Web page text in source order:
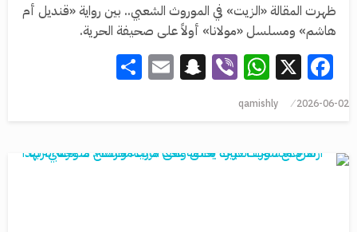
ظهرت المقالة «الزيت» في الموروث الشعبي.. بين رواية «قنديل أم
هاشم» ومسلسل «مولانا» أولاً على صحيفة الحرية.
Facebook
X
WhatsApp
Viber
Snapchat
Email
2026-06-02
qamishly